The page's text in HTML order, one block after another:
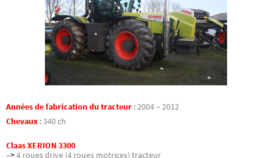
Années de fabrication du tracteur :2004 – 2012
Chevaux :340 ch
Claas XERION 3300
–>4 roues drive (4 roues motrices) tracteur